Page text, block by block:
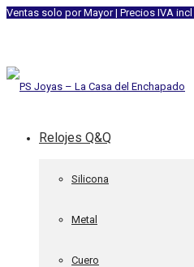
Ventas solo por Mayor | Precios IVA incl
Relojes Q&Q
Silicona
Metal
Cuero